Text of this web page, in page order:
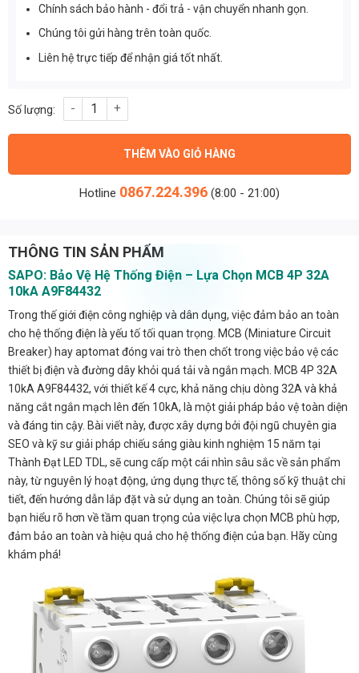
Chính sách bảo hành - đổi trả - vận chuyển nhanh gọn.
Chúng tôi gửi hàng trên toàn quốc.
Liên hệ trực tiếp để nhận giá tốt nhất.
MCB 4P 32A 10kA A9F84432 số lượng
THÊM VÀO GIỎ HÀNG
Hotline 0867.224.396 (8:00 - 21:00)
THÔNG TIN SẢN PHẨM
SAPO: Bảo Vệ Hệ Thống Điện – Lựa Chọn MCB 4P 32A
10kA A9F84432
Trong thế giới điện công nghiệp và dân dụng, việc đảm bảo an toàn
cho hệ thống điện là yếu tố tối quan trọng. MCB (Miniature Circuit
Breaker) hay aptomat đóng vai trò then chốt trong việc bảo vệ các
thiết bị điện và đường dây khỏi quá tải và ngắn mạch. MCB 4P 32A
10kA A9F84432, với thiết kế 4 cực, khả năng chịu dòng 32A và khả
năng cắt ngắn mạch lên đến 10kA, là một giải pháp bảo vệ toàn diện
và đáng tin cậy. Bài viết này, được xây dựng bởi đội ngũ chuyên gia
SEO và kỹ sư giải pháp chiếu sáng giàu kinh nghiệm 15 năm tại
Thành Đạt LED TDL, sẽ cung cấp một cái nhìn sâu sắc về sản phẩm
này, từ nguyên lý hoạt động, ứng dụng thực tế, thông số kỹ thuật chi
tiết, đến hướng dẫn lắp đặt và sử dụng an toàn. Chúng tôi sẽ giúp
bạn hiểu rõ hơn về tầm quan trọng của việc lựa chọn MCB phù hợp,
đảm bảo an toàn và hiệu quả cho hệ thống điện của bạn. Hãy cùng
khám phá!